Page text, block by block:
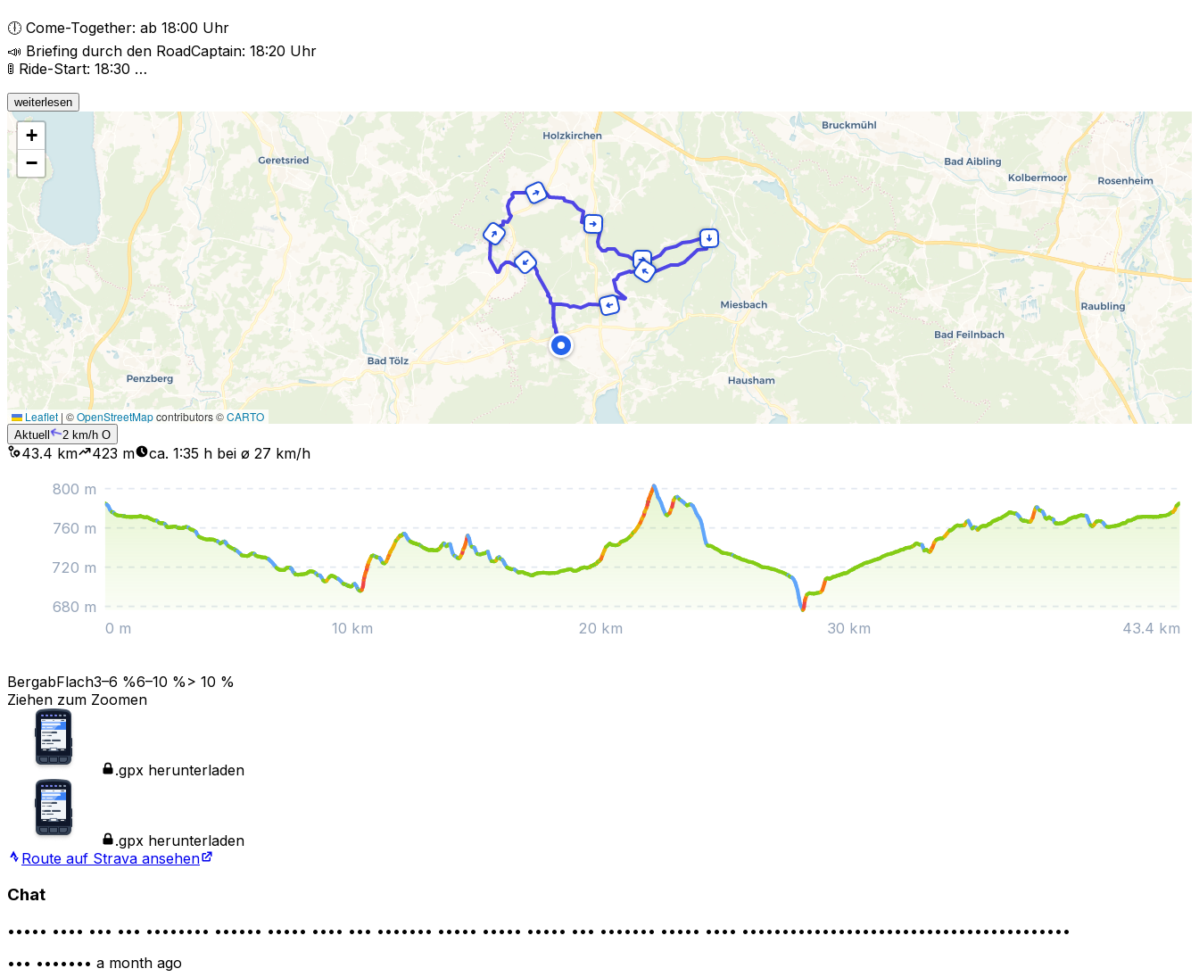
🕕 Come-Together: ab 18:00 Uhr
📣 Briefing durch den RoadCaptain: 18:20 Uhr
🚦 Ride-Start: 18:30 …
weiterlesen
+
−
Leaflet | ©OpenStreetMapcontributors ©CARTO
Aktuell 2 km/h O
43.4 km 423 m ca. 1:35 h bei ø 27 km/h
680 m
720 m
760 m
800 m
0 m 10 km 20 km 30 km 43.4 km
BergabFlach3–6 %6–10 % > 10 %
Ziehen zum Zoomen
.gpx herunterladen
.gpx herunterladen
Route auf Strava ansehen
Chat
••••• •••• ••• ••• •••••••• •••••• ••••• •••• ••• ••••••• ••••• ••••• ••••• ••• ••••••• ••••• •••• •••••••••••••••••••••••••••••••••••••••••
••• ••••••• a month ago